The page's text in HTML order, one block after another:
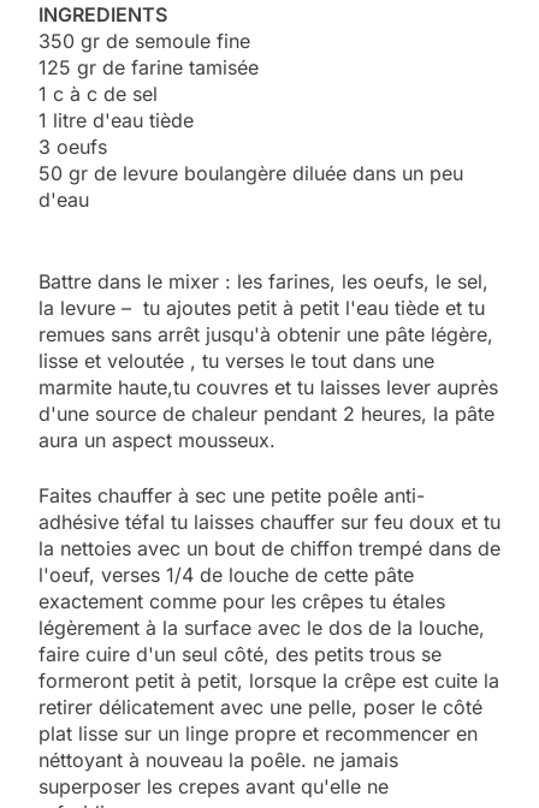
INGREDIENTS
350 gr de semoule fine
125 gr de farine tamisée
1 c à c de sel
1 litre d'eau tiède
3 oeufs
50 gr de levure boulangère diluée dans un peu
d'eau
Battre dans le mixer : les farines, les oeufs, le sel,
la levure – tu ajoutes petit à petit l'eau tiède et tu
remues sans arrêt jusqu'à obtenir une pâte légère,
lisse et veloutée , tu verses le tout dans une
marmite haute,tu couvres et tu laisses lever auprès
d'une source de chaleur pendant 2 heures, la pâte
aura un aspect mousseux.
Faites chauffer à sec une petite poêle anti-
adhésive téfal tu laisses chauffer sur feu doux et tu
la nettoies avec un bout de chiffon trempé dans de
l'oeuf, verses 1/4 de louche de cette pâte
exactement comme pour les crêpes tu étales
légèrement à la surface avec le dos de la louche,
faire cuire d'un seul côté, des petits trous se
formeront petit à petit, lorsque la crêpe est cuite la
retirer délicatement avec une pelle, poser le côté
plat lisse sur un linge propre et recommencer en
néttoyant à nouveau la poêle. ne jamais
superposer les crepes avant qu'elle ne